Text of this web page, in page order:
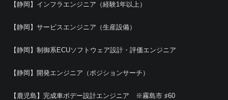
【静岡】インフラエンジニア（経験1年以上）
【静岡】サービスエンジニア（生産設備）
【静岡】制御系ECUソフトウェア設計・評価エンジニア
【静岡】開発エンジニア（ポジションサーチ）
【鹿児島】完成車ボデー設計エンジニア ※霧島市 ♯60